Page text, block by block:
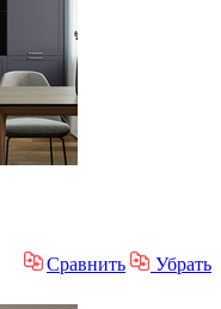
Сравнить
Убрать